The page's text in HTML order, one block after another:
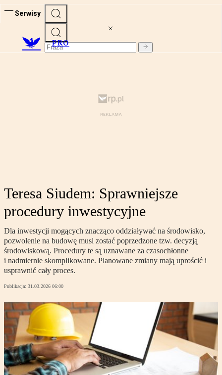
Serwisy
PRO
Teresa Siudem: Sprawniejsze
procedury inwestycyjne
Dla inwestycji mogących znacząco oddziaływać na środowisko,
pozwolenie na budowę musi zostać poprzedzone tzw. decyzją
środowiskową. Procedury te są uznawane za czasochłonne
i nadmiernie skomplikowane. Planowane zmiany mają uprościć i
usprawnić cały proces.
Publikacja: 31.03.2026 06:00